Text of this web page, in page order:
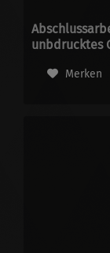
unbdrucktes
Merken